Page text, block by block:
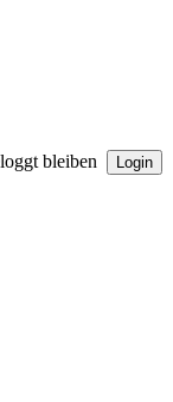
bleiben